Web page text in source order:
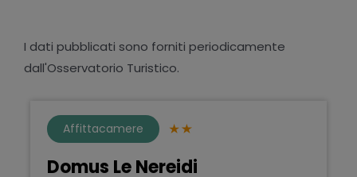
I dati pubblicati sono forniti periodicamente
dall'Osservatorio Turistico.
Affittacamere
Domus Le Nereidi